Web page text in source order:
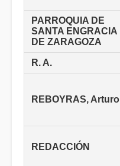
PARROQUIA DE
SANTA ENGRACIA
DE ZARAGOZA
R. A.
REBOYRAS, Arturo
REDACCIÓN